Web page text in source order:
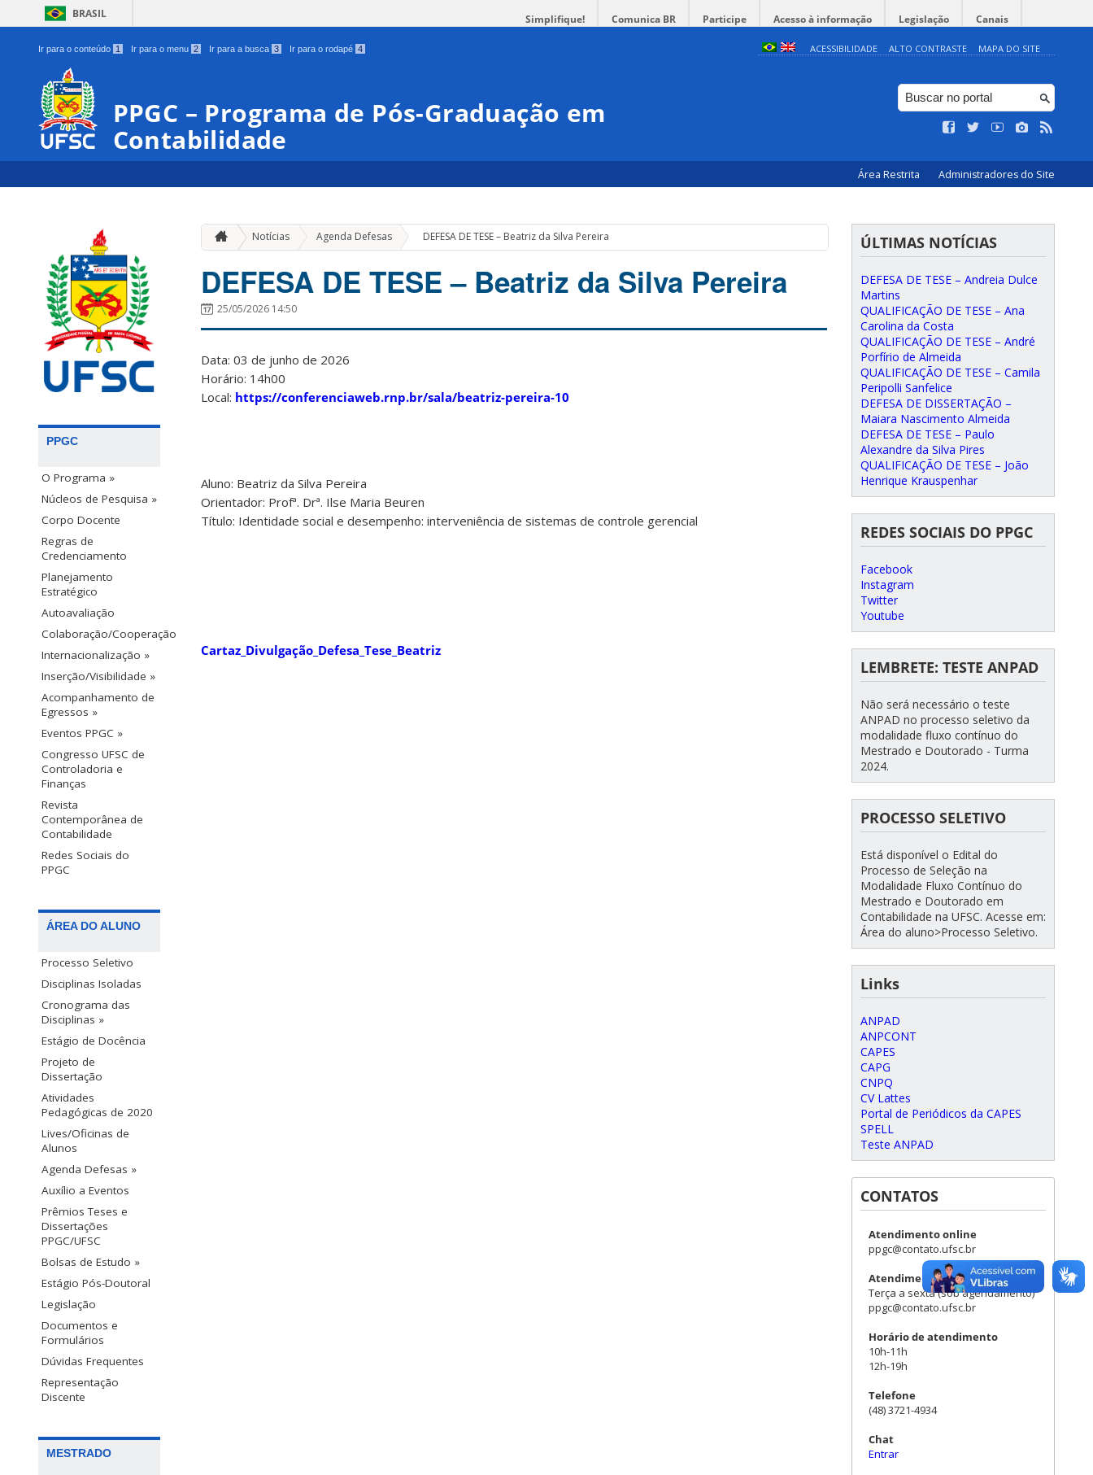
BRASIL Simplifique! Comunica BR Participe Acesso à informação Legislação Canais
Ir para o conteúdo 1 Ir para o menu 2 Ir para a busca 3 Ir para o rodapé 4 ACESSIBILIDADE ALTO CONTRASTE MAPA DO SITE
PPGC – Programa de Pós-Graduação em
Contabilidade
Área Restrita Administradores do Site
PPGC
O Programa »
Núcleos de Pesquisa »
Corpo Docente
Regras de
Credenciamento
Planejamento
Estratégico
Autoavaliação
Colaboração/Cooperação
Internacionalização »
Inserção/Visibilidade »
Acompanhamento de
Egressos »
Eventos PPGC »
Congresso UFSC de
Controladoria e
Finanças
Revista
Contemporânea de
Contabilidade
Redes Sociais do
PPGC
ÁREA DO ALUNO
Processo Seletivo
Disciplinas Isoladas
Cronograma das
Disciplinas »
Estágio de Docência
Projeto de
Dissertação
Atividades
Pedagógicas de 2020
Lives/Oficinas de
Alunos
Agenda Defesas »
Auxílio a Eventos
Prêmios Teses e
Dissertações
PPGC/UFSC
Bolsas de Estudo »
Estágio Pós-Doutoral
Legislação
Documentos e
Formulários
Dúvidas Frequentes
Representação
Discente
MESTRADO
Notícias Agenda Defesas » DEFESA DE TESE – Beatriz da Silva Pereira
DEFESA DE TESE – Beatriz da Silva Pereira
25/05/2026 14:50
Data: 03 de junho de 2026
Horário: 14h00
Local: https://conferenciaweb.rnp.br/sala/beatriz-pereira-10
Aluno: Beatriz da Silva Pereira
Orientador: Profª. Drª. Ilse Maria Beuren
Título: Identidade social e desempenho: interveniência de sistemas de controle gerencial
Cartaz_Divulgação_Defesa_Tese_Beatriz
ÚLTIMAS NOTÍCIAS
DEFESA DE TESE – Andreia Dulce
Martins
QUALIFICAÇÃO DE TESE – Ana
Carolina da Costa
QUALIFICAÇÃO DE TESE – André
Porfírio de Almeida
QUALIFICAÇÃO DE TESE – Camila
Peripolli Sanfelice
DEFESA DE DISSERTAÇÃO –
Maiara Nascimento Almeida
DEFESA DE TESE – Paulo
Alexandre da Silva Pires
QUALIFICAÇÃO DE TESE – João
Henrique Krauspenhar
REDES SOCIAIS DO PPGC
Facebook
Instagram
Twitter
Youtube
LEMBRETE: TESTE ANPAD
Não será necessário o teste
ANPAD no processo seletivo da
modalidade fluxo contínuo do
Mestrado e Doutorado - Turma
2024.
PROCESSO SELETIVO
Está disponível o Edital do
Processo de Seleção na
Modalidade Fluxo Contínuo do
Mestrado e Doutorado em
Contabilidade na UFSC. Acesse em:
Área do aluno>Processo Seletivo.
Links
ANPAD
ANPCONT
CAPES
CAPG
CNPQ
CV Lattes
Portal de Periódicos da CAPES
SPELL
Teste ANPAD
CONTATOS
Atendimento online
ppgc@contato.ufsc.br
Atendimento presencial
Terça a sexta (sob agendamento)
ppgc@contato.ufsc.br
Horário de atendimento
10h-11h
12h-19h
Telefone
(48) 3721-4934
Chat
Entrar